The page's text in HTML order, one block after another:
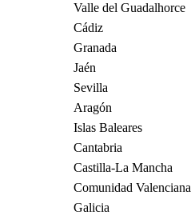
Valle del Guadalhorce
Cádiz
Granada
Jaén
Sevilla
Aragón
Islas Baleares
Cantabria
Castilla-La Mancha
Comunidad Valenciana
Galicia